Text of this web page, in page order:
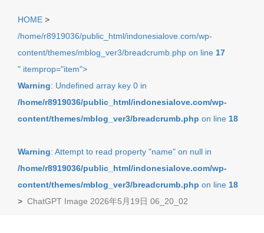
HOME >
/home/r8919036/public_html/indonesialove.com/wp-
content/themes/mblog_ver3/breadcrumb.php on line 17
" itemprop="item">
Warning: Undefined array key 0 in
/home/r8919036/public_html/indonesialove.com/wp-
content/themes/mblog_ver3/breadcrumb.php on line 18
Warning: Attempt to read property "name" on null in
/home/r8919036/public_html/indonesialove.com/wp-
content/themes/mblog_ver3/breadcrumb.php on line 18
> ChatGPT Image 2026年5月19日 06_20_02